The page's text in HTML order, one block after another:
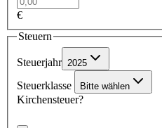
€
Steuern
Steuerjahr 2025
Steuerklasse Bitte wählen
Kirchensteuer?